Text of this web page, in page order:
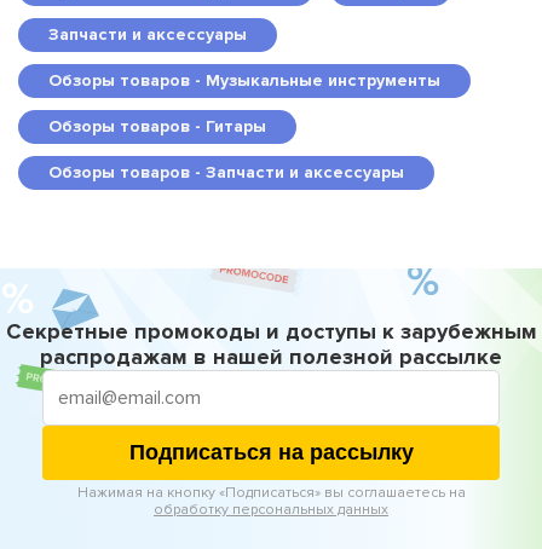
Запчасти и аксессуары
Обзоры товаров - Музыкальные инструменты
Обзоры товаров - Гитары
Обзоры товаров - Запчасти и аксессуары
Секретные промокоды и доступы к зарубежным
распродажам в нашей полезной рассылке
Подписаться на рассылку
Нажимая на кнопку «Подписаться» вы соглашаетесь на
обработку персональных данных